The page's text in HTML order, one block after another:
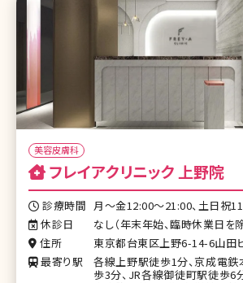
美容皮膚科
フレイアクリニック 上野院
診療時間 月〜金12:00〜21:00、土日祝
休診日
なし（年末年始、臨時休業日を除
住所
東京都台東区上野6-14-6山田
最寄り駅
各線上野駅徒歩1分、京成電
歩3分、JR各線御徒町駅徒歩6